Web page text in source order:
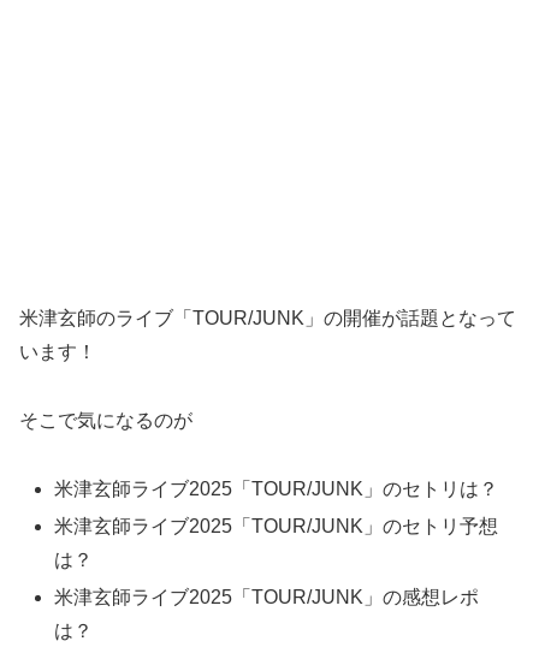
米津玄師のライブ「TOUR/JUNK」の開催が話題となって
います！
そこで気になるのが
米津玄師ライブ2025「TOUR/JUNK」のセトリは？
米津玄師ライブ2025「TOUR/JUNK」のセトリ予想
は？
米津玄師ライブ2025「TOUR/JUNK」の感想レポ
は？